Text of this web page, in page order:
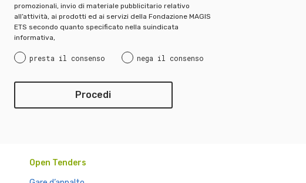
promozionali, invio di materiale pubblicitario relativo
all’attività, ai prodotti ed ai servizi della Fondazione MAGIS
ETS secondo quanto specificato nella suindicata
informativa,
presta il consenso nega il consenso
Open Tenders